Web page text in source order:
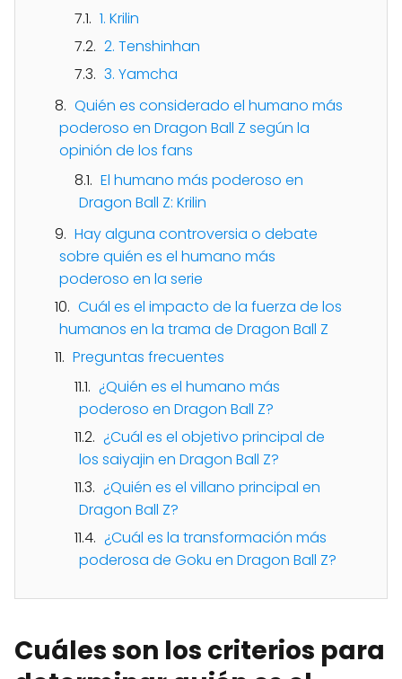
1. Krilin
2. Tenshinhan
3. Yamcha
Quién es considerado el humano más
poderoso en Dragon Ball Z según la
opinión de los fans
El humano más poderoso en
Dragon Ball Z: Krilin
Hay alguna controversia o debate
sobre quién es el humano más
poderoso en la serie
Cuál es el impacto de la fuerza de los
humanos en la trama de Dragon Ball Z
Preguntas frecuentes
¿Quién es el humano más
poderoso en Dragon Ball Z?
¿Cuál es el objetivo principal de
los saiyajin en Dragon Ball Z?
¿Quién es el villano principal en
Dragon Ball Z?
¿Cuál es la transformación más
poderosa de Goku en Dragon Ball Z?
Cuáles son los criterios para